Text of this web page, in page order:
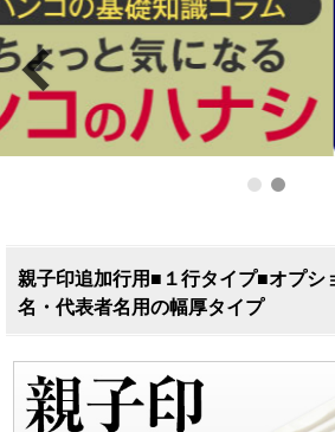
親子印追加行用■１行タイプ■オプシ
名・代表者名用の幅厚タイプ